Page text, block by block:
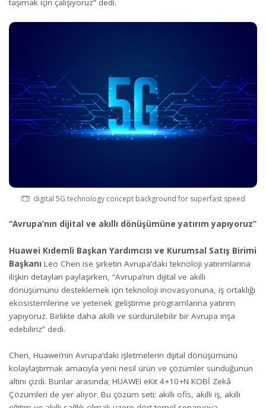
digital 5G technology concept background for superfast speed
“Avrupa’nın dijital ve akıllı dönüşümüne yatırım yapıyoruz”
Huawei Kıdemli Başkan Yardımcısı ve Kurumsal Satış Birimi
Başkanı Leo Chen ise şirketin Avrupa’daki teknoloji yatırımlarına
ilişkin detayları paylaşırken, “Avrupa’nın dijital ve akıllı
dönüşümünü desteklemek için teknoloji inovasyonuna, iş ortaklığı
ekosistemlerine ve yetenek geliştirme programlarına yatırım
yapıyoruz. Birlikte daha akıllı ve sürdürülebilir bir Avrupa inşa
edebiliriz” dedi.
Chen, Huawei’nin Avrupa’daki işletmelerin dijital dönüşümünü
kolaylaştırmak amacıyla yeni nesil ürün ve çözümler sunduğunun
altını çizdi. Bunlar arasında; HUAWEI eKit 4+10+N KOBİ Zekâ
Çözümleri de yer alıyor. Bu çözüm seti; akıllı ofis, akıllı iş, akıllı